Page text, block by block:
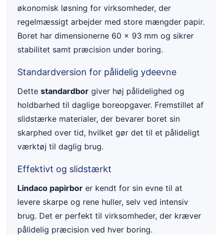
økonomisk løsning for virksomheder, der
regelmæssigt arbejder med store mængder papir.
Boret har dimensionerne 60 x 93 mm og sikrer
stabilitet samt præcision under boring.
Standardversion for pålidelig ydeevne
Dette standardbor giver høj pålidelighed og
holdbarhed til daglige boreopgaver. Fremstillet af
slidstærke materialer, der bevarer boret sin
skarphed over tid, hvilket gør det til et pålideligt
værktøj til daglig brug.
Effektivt og slidstærkt
Lindaco papirbor er kendt for sin evne til at
levere skarpe og rene huller, selv ved intensiv
brug. Det er perfekt til virksomheder, der kræver
pålidelig præcision ved hver boring.